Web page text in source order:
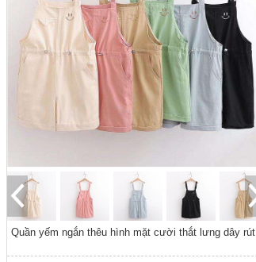
Quần yếm ngắn thêu hình mặt cười thắt lưng dây rút